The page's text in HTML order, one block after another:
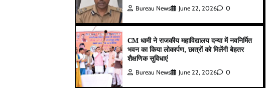
Bureau News June 22, 2026 0
CM धामी ने राजकीय महाविद्यालय दन्या में नवनिर्मित
भवन का किया लोकार्पण, छात्रों को मिलेंगी बेहतर
शैक्षणिक सुविधाएं
Bureau News June 22, 2026 0